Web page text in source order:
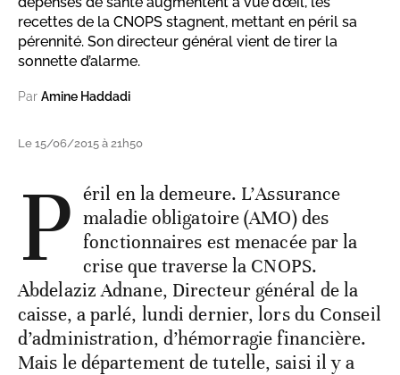
recettes de la CNOPS stagnent, mettant en péril sa
pérennité. Son directeur général vient de tirer la
sonnette d’alarme.
Par Amine Haddadi
Le 15/06/2015 à 21h50
P éril en la demeure. L’Assurance
maladie obligatoire (AMO) des
fonctionnaires est menacée par la
crise que traverse la CNOPS.
Abdelaziz Adnane, Directeur général de la
caisse, a parlé, lundi dernier, lors du Conseil
d’administration, d’hémorragie financière.
Mais le département de tutelle, saisi il y a